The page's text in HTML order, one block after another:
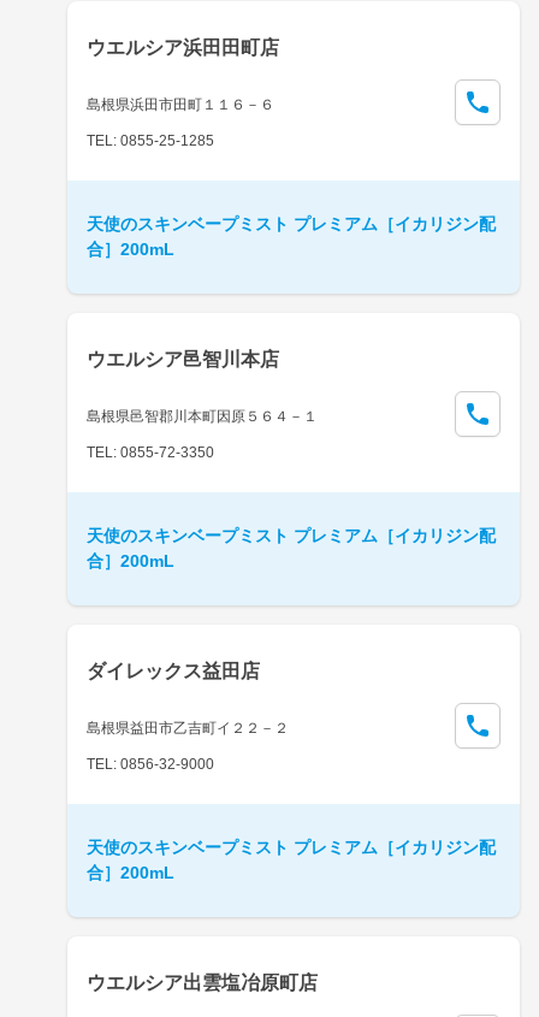
ウエルシア浜田田町店
島根県浜田市田町１１６－６
TEL: 0855-25-1285
天使のスキンベープミスト プレミアム［イカリジン配
合］200mL
ウエルシア邑智川本店
島根県邑智郡川本町因原５６４－１
TEL: 0855-72-3350
天使のスキンベープミスト プレミアム［イカリジン配
合］200mL
ダイレックス益田店
島根県益田市乙吉町イ２２－２
TEL: 0856-32-9000
天使のスキンベープミスト プレミアム［イカリジン配
合］200mL
ウエルシア出雲塩冶原町店